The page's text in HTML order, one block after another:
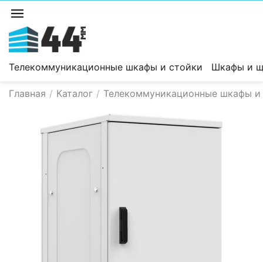
Телекоммуникационные шкафы и стойки Шкафы и
Главная / Каталог / Телекоммуникационные шкафы и